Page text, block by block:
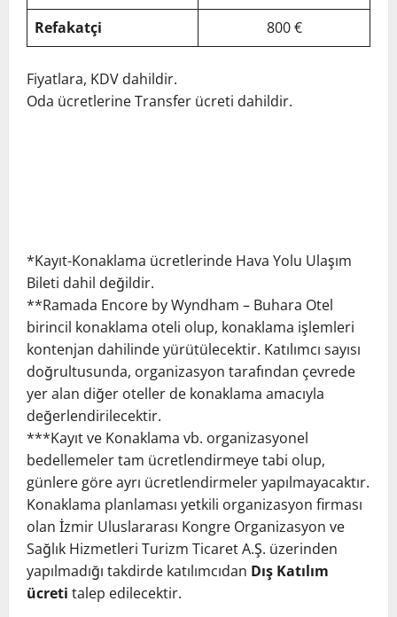
Refakatçi 800 €
Fiyatlara, KDV dahildir.
Oda ücretlerine Transfer ücreti dahildir.
*Kayıt-Konaklama ücretlerinde Hava Yolu Ulaşım
Bileti dahil değildir.
**Ramada Encore by Wyndham – Buhara Otel
birincil konaklama oteli olup, konaklama işlemleri
kontenjan dahilinde yürütülecektir. Katılımcı sayısı
doğrultusunda, organizasyon tarafından çevrede
yer alan diğer oteller de konaklama amacıyla
değerlendirilecektir.
***Kayıt ve Konaklama vb. organizasyonel
bedellemeler tam ücretlendirmeye tabi olup,
günlere göre ayrı ücretlendirmeler yapılmayacaktır.
Konaklama planlaması yetkili organizasyon firması
olan İzmir Uluslararası Kongre Organizasyon ve
Sağlık Hizmetleri Turizm Ticaret A.Ş. üzerinden
yapılmadığı takdirde katılımcıdan Dış Katılım
ücreti talep edilecektir.